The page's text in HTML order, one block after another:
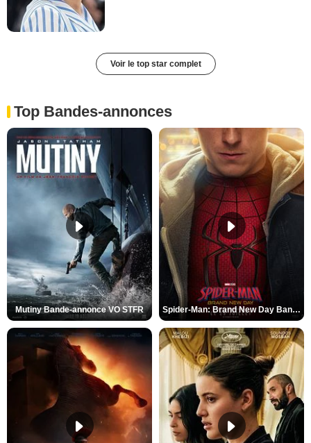
Voir le top star complet
Top Bandes-annonces
Mutiny Bande-annonce VO STFR Spider-Man: Brand New Day Bande-annonce VO STFR